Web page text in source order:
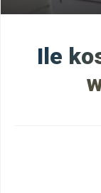
Ile